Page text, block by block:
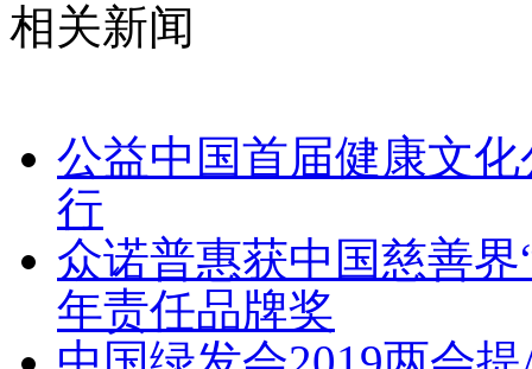
相关新闻
公益中国首届健康文
行
众诺普惠获中国慈善
年责任品牌奖